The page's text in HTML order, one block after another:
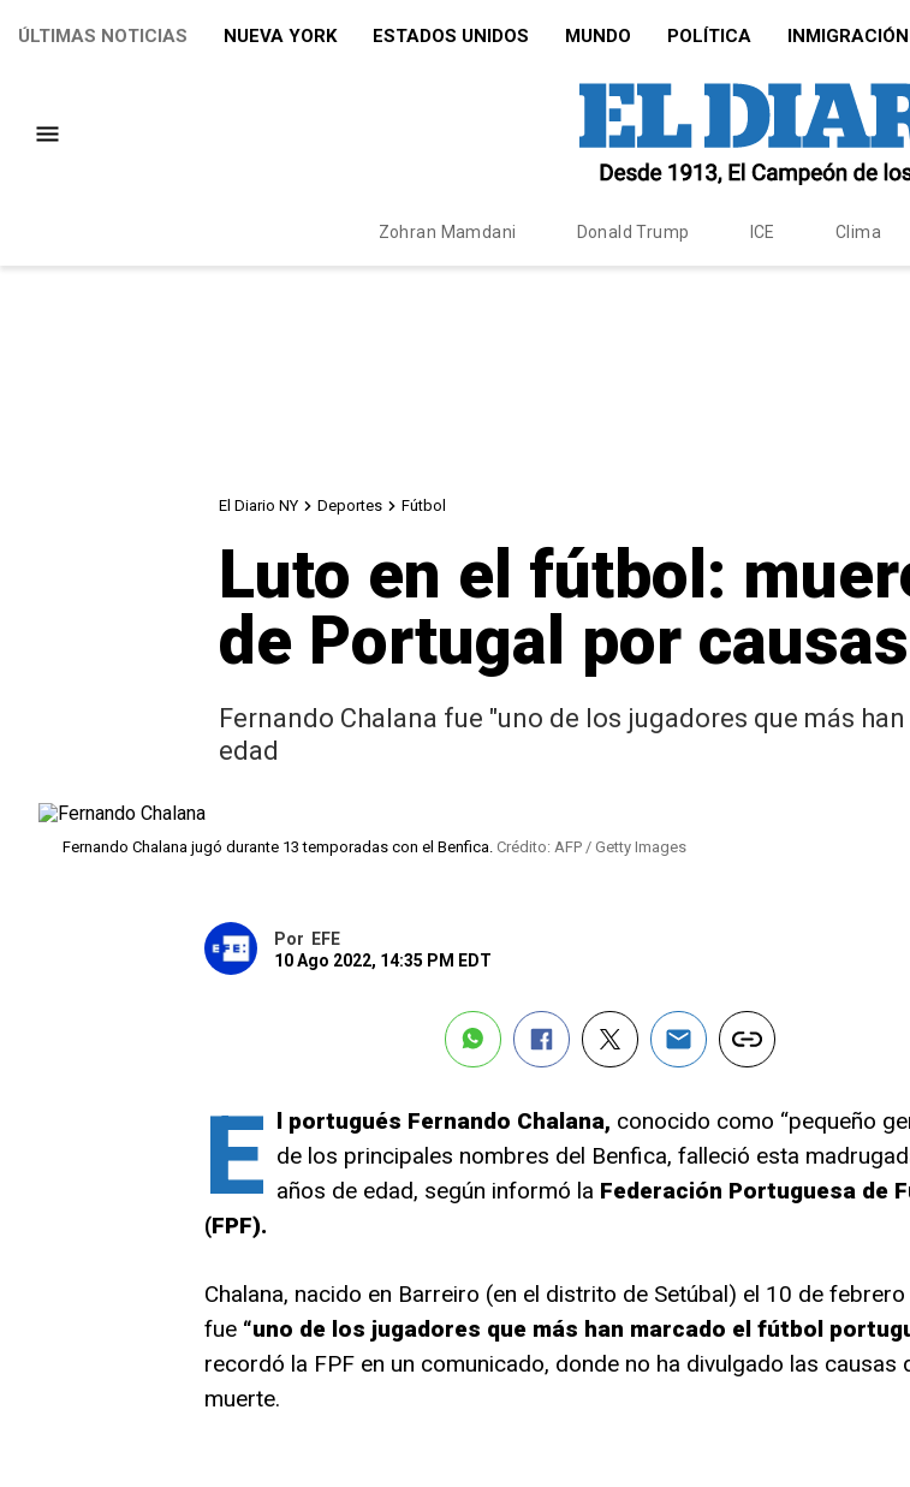
ÚLTIMAS NOTICIAS NUEVA YORK ESTADOS UNIDOS MUNDO POLÍTICA INMIGRACIÓN
Zohran Mamdani Donald Trump ICE Clima
El Diario NY Deportes Fútbol
Luto en el fútbol:
de Portugal por
Fernando Chalana fue "uno de los jugadores que más
edad
Fernando Chalana jugó durante 13 temporadas con el Benfica. Crédito: AFP / Getty Images
Por
EFE
10 Ago 2022, 14:35 PM EDT
E l portugués Fernando Chalana, conocido como “pequeño
de los principales nombres del Benfica, falleció esta
años de edad, según informó la Federación Portuguesa de
(FPF).
Chalana, nacido en Barreiro (en el distrito de Setúbal) el 10 de
fue “uno de los jugadores que más han marcado el fútbol
recordó la FPF en un comunicado, donde no ha divulgado las causas
muerte.